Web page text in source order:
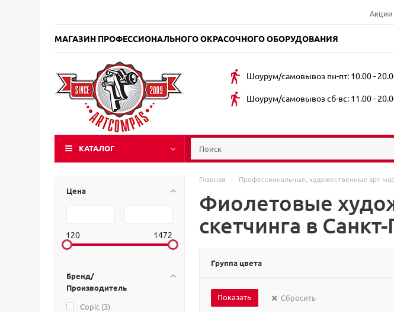
Акции
МАГАЗИН ПРОФЕССИОНАЛЬНОГО ОКРАСОЧНОГО ОБОРУДОВАНИЯ
Шоурум/самовывоз пн-пт: 10.00 -
Шоурум/самовывоз сб-вс: 11.00 -
КАТАЛОГ
Цена
120 1472
Бренд/
Производитель
Copic (3)
Главная - Профессиональные, художественные арт
Фиолетовые
скетчинга в
Группа цвета
Сбросить